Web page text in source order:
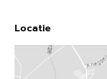
Locatie